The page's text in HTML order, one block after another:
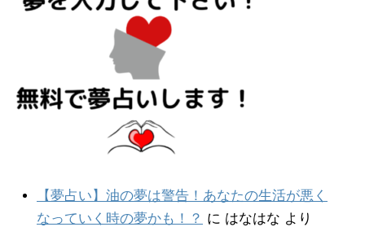
【夢占い】油の夢は警告！あなたの生活が悪く
なっていく時の夢かも！？ に はなはな より